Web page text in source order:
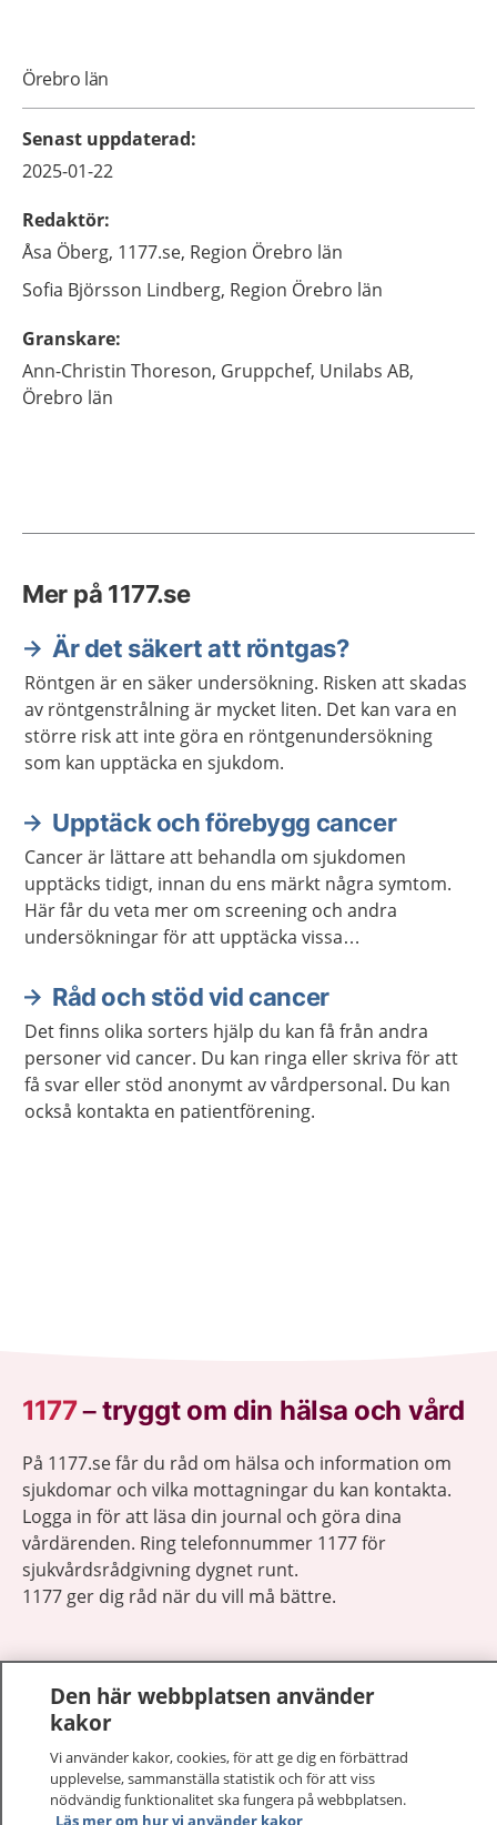
Örebro län
Senast uppdaterad:
2025-01-22
Redaktör:
Åsa Öberg, 1177.se, Region Örebro län
Sofia Björsson Lindberg, Region Örebro län
Granskare:
Ann-Christin Thoreson, Gruppchef, Unilabs AB,
Örebro län
Mer på 1177.se
Är det säkert att röntgas?
Röntgen är en säker undersökning. Risken att skadas
av röntgenstrålning är mycket liten. Det kan vara en
större risk att inte göra en röntgenundersökning
som kan upptäcka en sjukdom.
Upptäck och förebygg cancer
Cancer är lättare att behandla om sjukdomen
upptäcks tidigt, innan du ens märkt några symtom.
Här får du veta mer om screening och andra
undersökningar för att upptäcka vissa
Råd och stöd vid cancer
Det finns olika sorters hjälp du kan få från andra
personer vid cancer. Du kan ringa eller skriva för att
få svar eller stöd anonymt av vårdpersonal. Du kan
också kontakta en patientförening.
1177–tryggt om din hälsa och vård
På 1177.se får du råd om hälsa och information om
sjukdomar och vilka mottagningar du kan kontakta.
Logga in för att läsa din journal och göra dina
vårdärenden. Ring telefonnummer 1177 för
sjukvårdsrådgivning dygnet runt.
1177 ger dig råd när du vill må bättre.
Om 1177
Den här webbplatsen använder
kakor
Vi använder kakor, cookies, för att ge dig en förbättrad
upplevelse, sammanställa statistik och för att viss
nödvändig funktionalitet ska fungera på webbplatsen.
Läs mer om hur vi använder kakor